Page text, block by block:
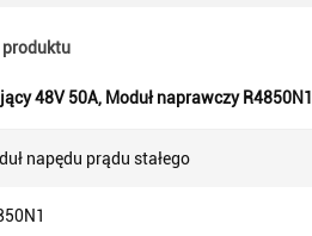
produktu
48V 50A, Moduł naprawczy R4850N1
napędu prądu stałego